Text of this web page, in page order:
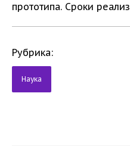
прототипа. Сроки
Рубрика:
Наука